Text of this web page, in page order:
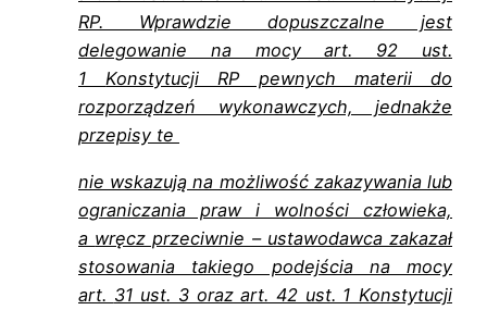
RP. Wprawdzie dopuszczalne jest
delegowanie na mocy art. 92 ust.
1Konstytucji RP pewnych materii do
rozporządzeń wykonawczych, jednakże
przepisy te
nie wskazują na możliwość zakazywania lub
ograniczania praw i wolności człowieka,
a wręcz przeciwnie – ustawodawca zakazał
stosowania takiego podejścia na mocy
art. 31 ust. 3 oraz art. 42 ust. 1 Konstytucji